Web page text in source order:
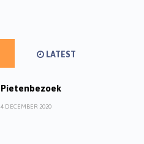
LATEST
Pietenbezoek
4 DECEMBER 2020